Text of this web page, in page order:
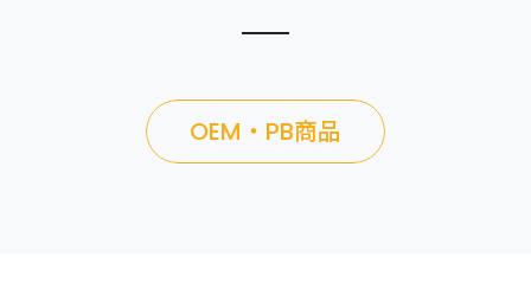
OEM・PB商品